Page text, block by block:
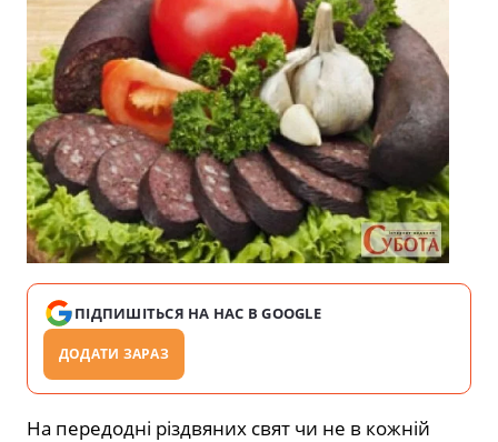
ПІДПИШІТЬСЯ НА НАС В GOOGLE
ДОДАТИ ЗАРАЗ
На передодні різдвяних свят чи не в кожній